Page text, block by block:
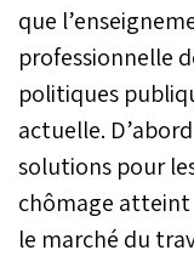
que
professionnelle
politiques
actuelle.
solutions pour
chômage atteint
le marché du